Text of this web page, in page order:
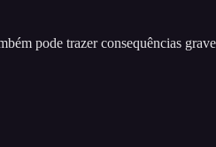
pode trazer consequências